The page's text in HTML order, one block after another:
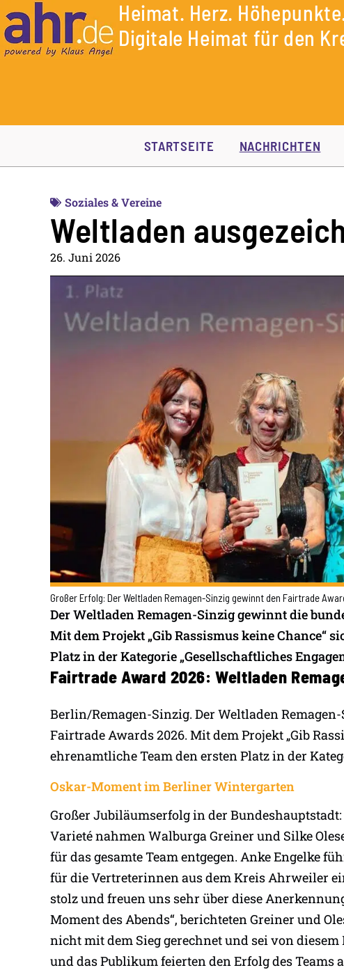
Heimat. Herz.
Digitale Heimat für den
STARTSEITE NACHRICHTEN
Soziales & Vereine
Weltladen
26. Juni 2026
Großer Erfolg: Der Weltladen Remagen-Sinzig gewinnt den Fairtrade
Der Weltladen Remagen-Sinzig gewinnt die
Mit dem Projekt „Gib Rassismus keine Chance“
Platz in der Kategorie „Gesellschaftliches
Fairtrade Award 2026: Weltladen
Berlin/Remagen-Sinzig. Der Weltladen
Fairtrade Awards 2026. Mit dem Projekt „Gib
ehrenamtliche Team den ersten Platz in der
Oskar-Moment im Berliner Wintergarten
Großer Jubiläumserfolg in der
Varieté nahmen Walburga Greiner und Silke
für das gesamte Team entgegen. Anke Engelke
für die Vertreterinnen aus dem Kreis Ahrweiler
stolz und freuen uns sehr über diese
Moment des Abends“, berichteten Greiner und
nicht mit dem Sieg gerechnet und sei von
und das Publikum feierten den Erfolg des Teams